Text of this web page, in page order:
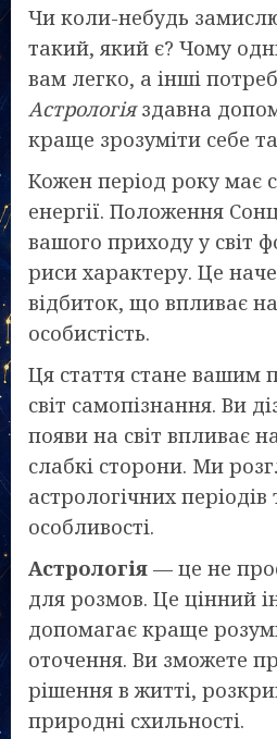
Чи коли-небудь
такий, який є? Чому
вам легко, а інші
Астрологіяздавна
краще зрозуміти себе
Кожен період року має
енергії. Положення
вашого приходу у світ
риси характеру. Це
відбиток, що впливає
особистість.
Ця стаття стане вашим
світ самопізнання. Ви
появи на світ впливає
слабкі сторони. Ми
астрологічних періодів
особливості.
Астрологія — це не
для розмов. Це цінний
допомагає краще
оточення. Ви зможете
рішення в житті,
природні схильності.